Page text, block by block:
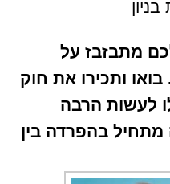
מתבזבז על
ותכירו את חוק
לעשות הרבה
מתחיל בהפרדה בין